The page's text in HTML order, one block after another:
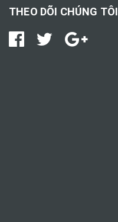
THEO DÕI CHÚNG TÔI